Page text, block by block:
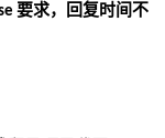
要求，回复时间不